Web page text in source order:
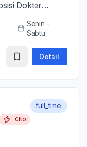
Dokter
estetika yang
Senin -
Sabtu
Detail
Cito
full_time